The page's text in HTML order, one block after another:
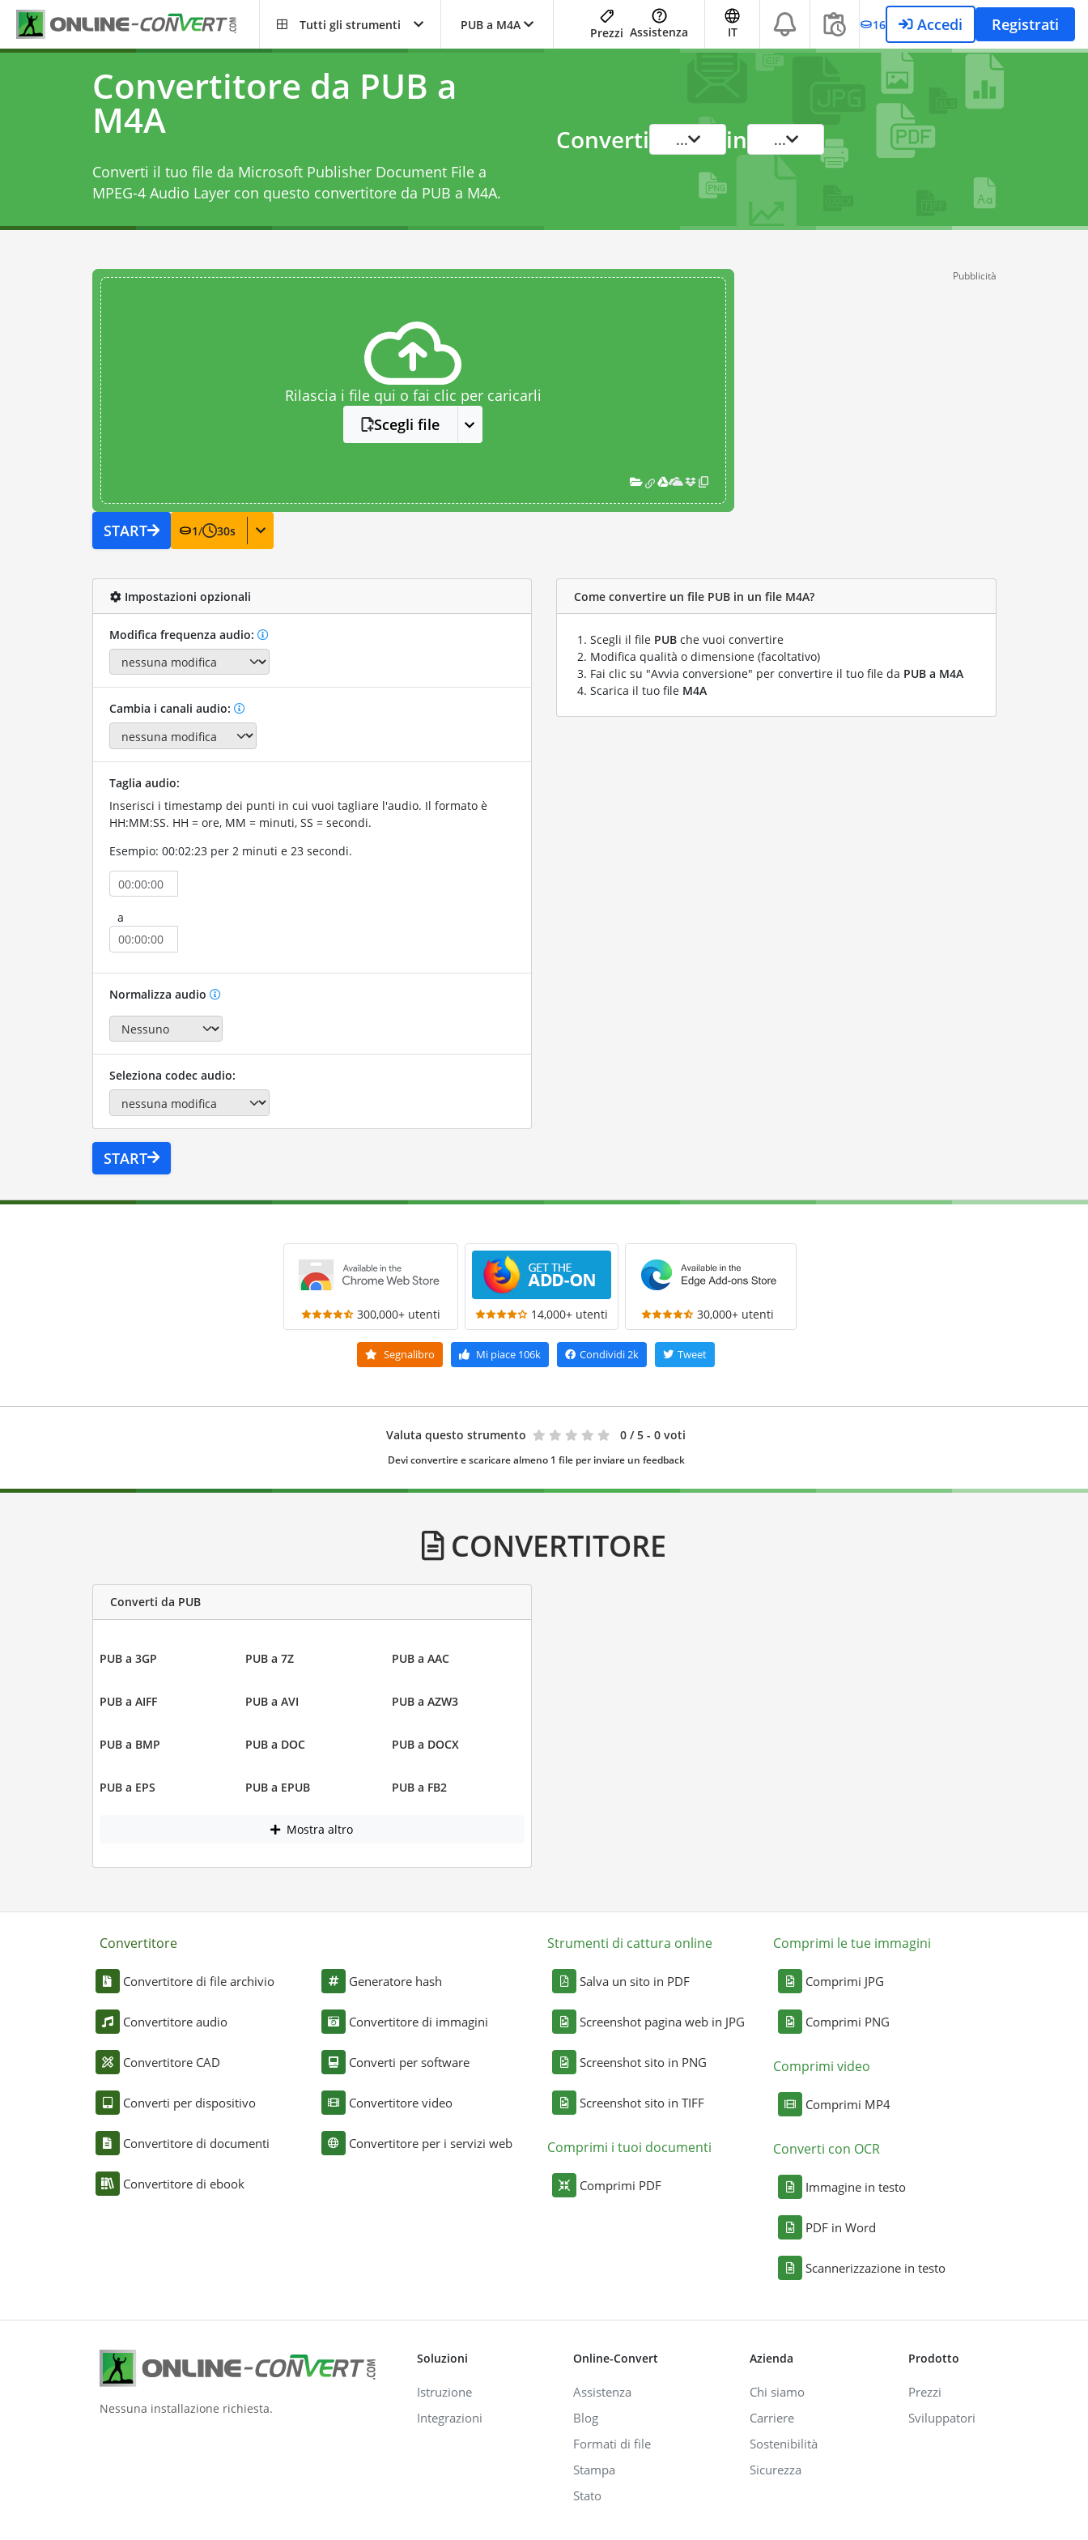
Tutti gli strumenti PUB a M4A
Prezzi Assistenza IT 16 Accedi Registrati
Convertitore da PUB a
M4A
Converti il tuo file da Microsoft Publisher Document File a
MPEG-4 Audio Layer con questo convertitore da PUB a M4A.
Converti ... in ...
Rilascia i file qui o fai clic per caricarli
Scegli file
START 1/ 30s
Pubblicità
Impostazioni opzionali
Modifica frequenza audio:
Cambia i canali audio:
Taglia audio:
Inserisci i timestamp dei punti in cui vuoi tagliare l'audio. Il formato è
HH:MM:SS. HH = ore, MM = minuti, SS = secondi.
Esempio: 00:02:23 per 2 minuti e 23 secondi.
a
Normalizza audio
Seleziona codec audio:
START
Come convertire un file PUB in un file M4A?
Scegli il file PUB che vuoi convertire
Modifica qualità o dimensione (facoltativo)
Fai clic su "Avvia conversione" per convertire il tuo file da PUB a M4A
Scarica il tuo file M4A
300,000+ utenti 14,000+ utenti 30,000+ utenti
Segnalibro Mi piace 106k Condividi2k Tweet
Valuta questo strumento 0 / 5 - 0 voti
Devi convertire e scaricare almeno 1 file per inviare un feedback
CONVERTITORE
Converti da PUB
PUB a 3GP PUB a 7Z PUB a AAC
PUB a AIFF PUB a AVI PUB a AZW3
PUB a BMP PUB a DOC PUB a DOCX
PUB a EPS PUB a EPUB PUB a FB2
Mostra altro
Convertitore
Convertitore di file archivio
Convertitore audio
Convertitore CAD
Converti per dispositivo
Convertitore di documenti
Convertitore di ebook
Generatore hash
Convertitore di immagini
Converti per software
Convertitore video
Convertitore per i servizi web
Strumenti di cattura online
Salva un sito in PDF
Screenshot pagina web in JPG
Screenshot sito in PNG
Screenshot sito in TIFF
Comprimi i tuoi documenti
Comprimi PDF
Comprimi le tue immagini
Comprimi JPG
Comprimi PNG
Comprimi video
Comprimi MP4
Converti con OCR
Immagine in testo
PDF in Word
Scannerizzazione in testo
Nessuna installazione richiesta.
Soluzioni
Istruzione
Integrazioni
Online-Convert
Assistenza
Blog
Formati di file
Stampa
Stato
Azienda
Chi siamo
Carriere
Sostenibilità
Sicurezza
Prodotto
Prezzi
Sviluppatori